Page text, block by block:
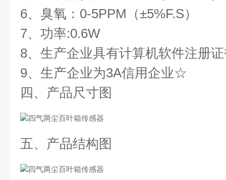
6、臭氧：0-5PPM（±5%F.S）
7、功率:0.6W
8、生产企业具有计算机软件注册
9、生产企业为3A信用企业☆
四、产品尺寸图
五、产品结构图